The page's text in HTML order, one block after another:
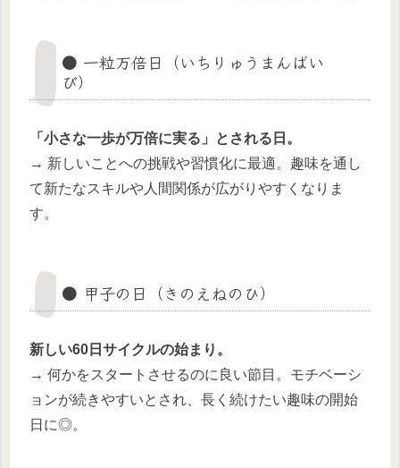
● 一粒万倍日（いちりゅうまんばい
び）
「小さな一歩が万倍に実る」とされる日。
→ 新しいことへの挑戦や習慣化に最適。趣味を通し
て新たなスキルや人間関係が広がりやすくなりま
す。
● 甲子の日（きのえねのひ）
新しい60日サイクルの始まり。
→ 何かをスタートさせるのに良い節目。モチベーシ
ョンが続きやすいとされ、長く続けたい趣味の開始
日に◎。